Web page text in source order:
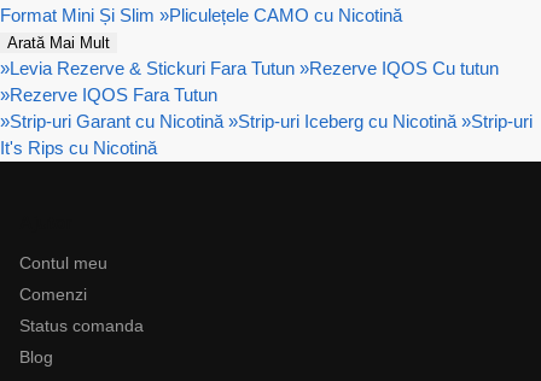
Format Mini Și Slim »Pliculețele CAMO cu Nicotină
Arată Mai Mult
»Levia Rezerve & Stickuri Fara Tutun »Rezerve IQOS Cu tutun
»Rezerve IQOS Fara Tutun
»Strip-uri Garant cu Nicotină »Strip-uri Iceberg cu Nicotină »Strip-uri
It's Rips cu Nicotină
Contul meu
Comenzi
Status comanda
Blog